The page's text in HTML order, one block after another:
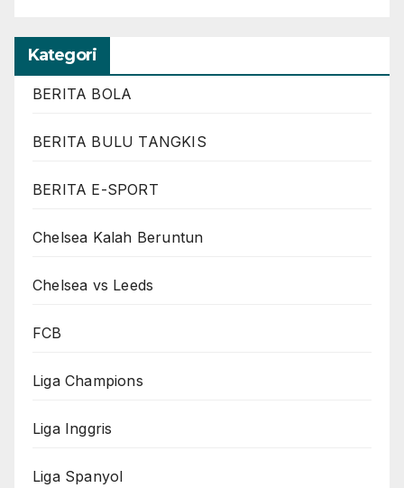
Kategori
BERITA BOLA
BERITA BULU TANGKIS
BERITA E-SPORT
Chelsea Kalah Beruntun
Chelsea vs Leeds
FCB
Liga Champions
Liga Inggris
Liga Spanyol